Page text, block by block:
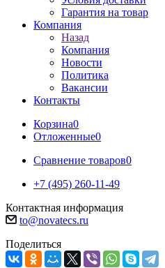
Гарантия на товар
Компания
Назад
Компания
Новости
Политика
Вакансии
Контакты
Корзина0
Отложенные0
Сравнение товаров0
+7 (495) 260-11-49
Контактная информация
to@novatecs.ru
Поделиться